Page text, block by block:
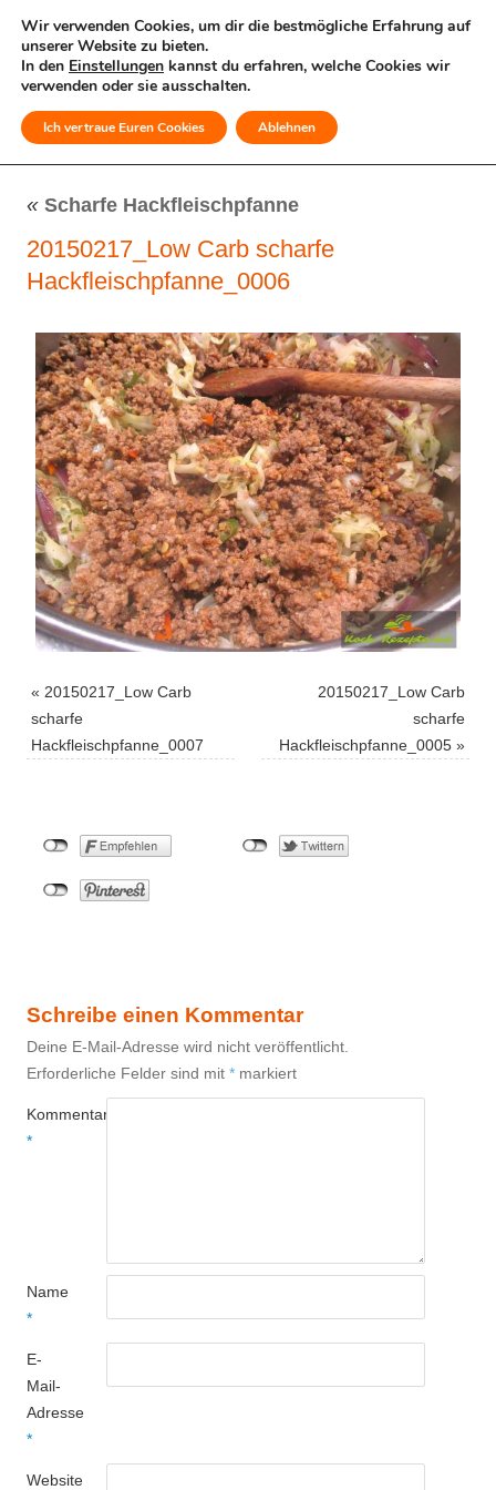
MENÜ
« Scharfe Hackfleischpfanne
20150217_Low Carb scharfe
Hackfleischpfanne_0006
« 20150217_Low Carb
scharfe
Hackfleischpfanne_0007
20150217_Low Carb
scharfe
Hackfleischpfanne_0005 »
Schreibe einen Kommentar
Deine E-Mail-Adresse wird nicht veröffentlicht.
Erforderliche Felder sind mit * markiert
Kommentar
*
Name
*
E-
Mail-
Adresse
*
Website
Wir verwenden Cookies, um dir die bestmögliche Erfahrung auf
unserer Website zu bieten.
In den Einstellungen kannst du erfahren, welche Cookies wir
verwenden oder sie ausschalten.
Ich vertraue Euren Cookies Ablehnen